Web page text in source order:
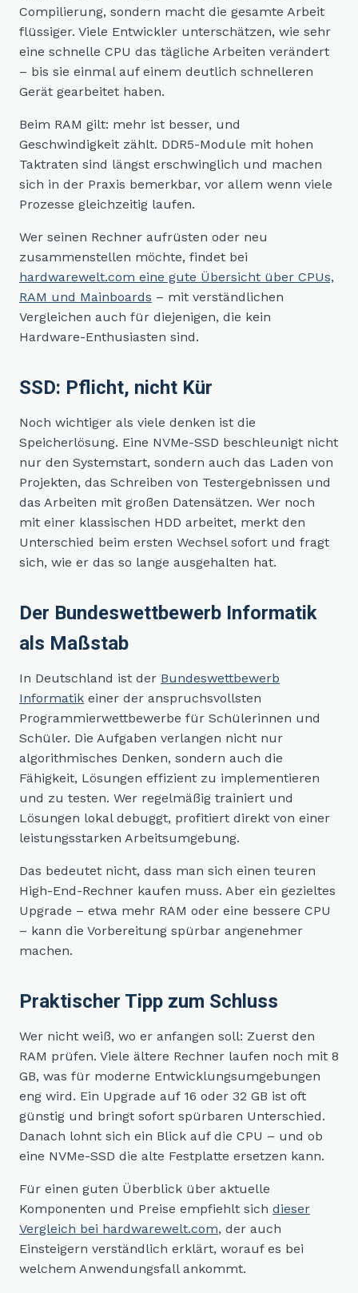
Compilierung, sondern macht die gesamte Arbeit
flüssiger. Viele Entwickler unterschätzen, wie sehr
eine schnelle CPU das tägliche Arbeiten verändert
– bis sie einmal auf einem deutlich schnelleren
Gerät gearbeitet haben.
Beim RAM gilt: mehr ist besser, und
Geschwindigkeit zählt. DDR5-Module mit hohen
Taktraten sind längst erschwinglich und machen
sich in der Praxis bemerkbar, vor allem wenn viele
Prozesse gleichzeitig laufen.
Wer seinen Rechner aufrüsten oder neu
zusammenstellen möchte, findet bei
hardwarewelt.com eine gute Übersicht über CPUs,
RAM und Mainboards – mit verständlichen
Vergleichen auch für diejenigen, die kein
Hardware-Enthusiasten sind.
SSD: Pflicht, nicht Kür
Noch wichtiger als viele denken ist die
Speicherlösung. Eine NVMe-SSD beschleunigt nicht
nur den Systemstart, sondern auch das Laden von
Projekten, das Schreiben von Testergebnissen und
das Arbeiten mit großen Datensätzen. Wer noch
mit einer klassischen HDD arbeitet, merkt den
Unterschied beim ersten Wechsel sofort und fragt
sich, wie er das so lange ausgehalten hat.
Der Bundeswettbewerb Informatik
als Maßstab
In Deutschland ist der Bundeswettbewerb
Informatik einer der anspruchsvollsten
Programmierwettbewerbe für Schülerinnen und
Schüler. Die Aufgaben verlangen nicht nur
algorithmisches Denken, sondern auch die
Fähigkeit, Lösungen effizient zu implementieren
und zu testen. Wer regelmäßig trainiert und
Lösungen lokal debuggt, profitiert direkt von einer
leistungsstarken Arbeitsumgebung.
Das bedeutet nicht, dass man sich einen teuren
High-End-Rechner kaufen muss. Aber ein gezieltes
Upgrade – etwa mehr RAM oder eine bessere CPU
– kann die Vorbereitung spürbar angenehmer
machen.
Praktischer Tipp zum Schluss
Wer nicht weiß, wo er anfangen soll: Zuerst den
RAM prüfen. Viele ältere Rechner laufen noch mit 8
GB, was für moderne Entwicklungsumgebungen
eng wird. Ein Upgrade auf 16 oder 32 GB ist oft
günstig und bringt sofort spürbaren Unterschied.
Danach lohnt sich ein Blick auf die CPU – und ob
eine NVMe-SSD die alte Festplatte ersetzen kann.
Für einen guten Überblick über aktuelle
Komponenten und Preise empfiehlt sich dieser
Vergleich bei hardwarewelt.com, der auch
Einsteigern verständlich erklärt, worauf es bei
welchem Anwendungsfall ankommt.